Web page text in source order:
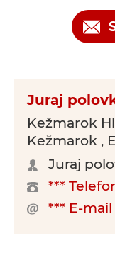
Juraj
Kežmarok
Kežmarok ,
Juraj
***
*** E-mail